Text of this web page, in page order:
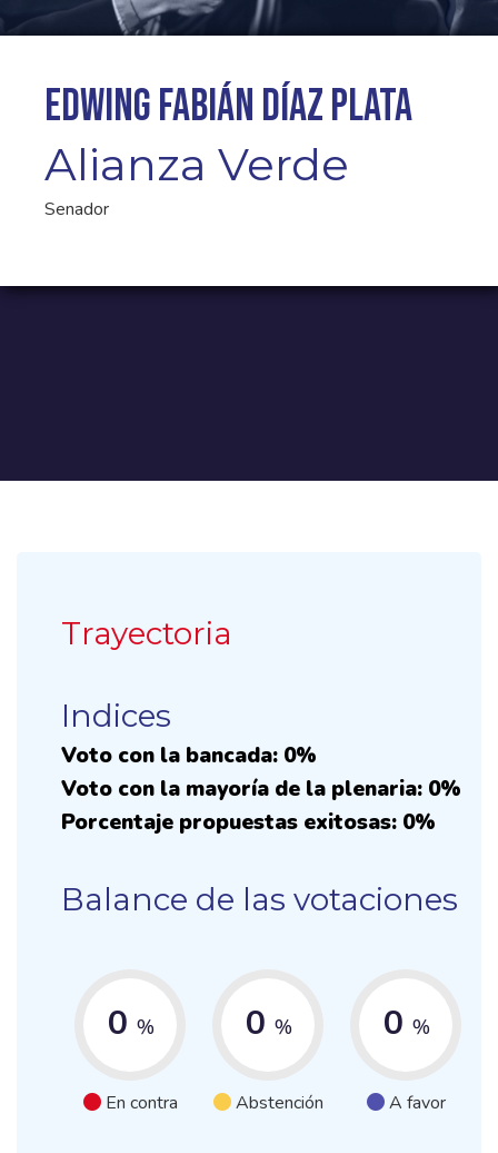
Edwing Fabián Díaz Plata
Alianza Verde
Senador
Trayectoria
Indices
Voto con la bancada: 0%
Voto con la mayoría de la plenaria: 0%
Porcentaje propuestas exitosas: 0%
Balance de las votaciones
0 %
En contra
0 %
Abstención
0 %
A favor